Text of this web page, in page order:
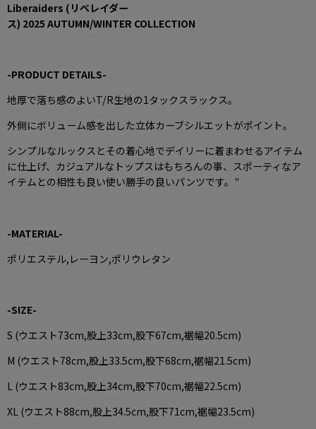
Liberaiders (リベレイダー
ス) 2025 AUTUMN/WINTER COLLECTION
-PRODUCT DETAILS-
地厚で落ち感のよいT/R生地の1タックスラックス。
外側にボリューム感を出した立体カーブシルエットがポイント。
シンプルなルックスとその着心地でデイリーに着まわせるアイテム
に仕上げ、カジュアルなトップスはもちろんの事、スポーティなア
イテムとの相性も良い使い勝手の良いパンツです。 "
-MATERIAL-
ポリエステル,レーヨン,ポリウレタン
-SIZE-
S (ウエスト73cm,股上33cm,股下67cm,裾幅20.5cm)
M (ウエスト78cm,股上33.5cm,股下68cm,裾幅21.5cm)
L (ウエスト83cm,股上34cm,股下70cm,裾幅22.5cm)
XL (ウエスト88cm,股上34.5cm,股下71cm,裾幅23.5cm)